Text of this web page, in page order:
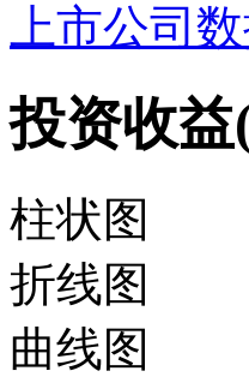
上市公司
投资收益
柱状图
折线图
曲线图